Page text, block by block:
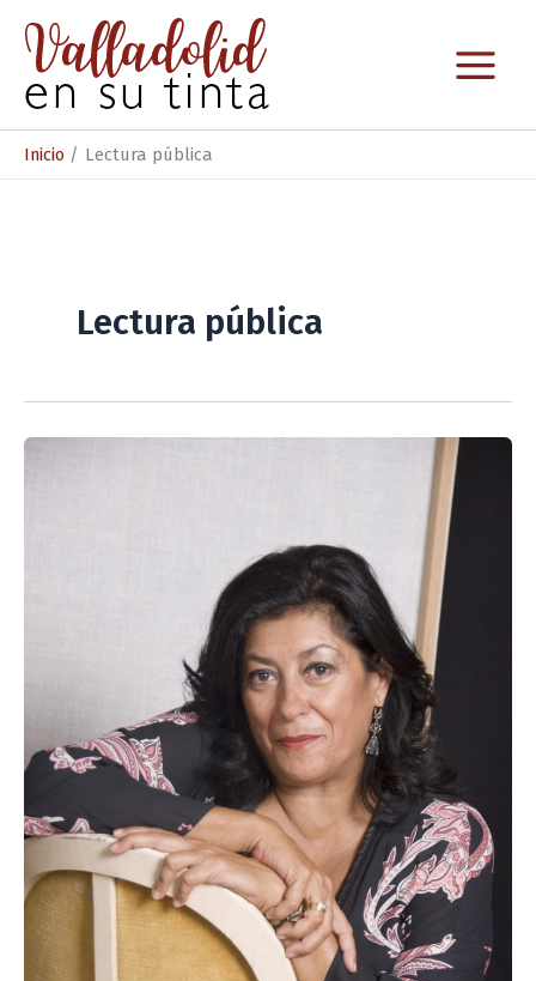
contenido
Inicio Lectura pública
Lectura pública